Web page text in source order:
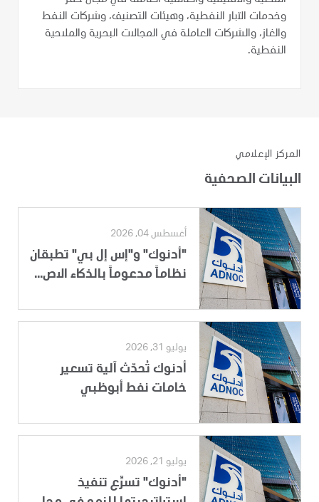
وخدمات الآبار النفطية، وهيئات التصنيف، وشركات النفط
والغاز، والشركات العاملة في المجالات البحرية والملاحية
النفطية.
المركز الإعلامي
البيانات الصحفية
أغسطس 04, 2026
"أدنوك" و"إس إل بي" تطبقان
نظاماً مدعوماً بالذكاء الاص...
يوليو 31, 2026
أدنوك تُحدّث آلية تسعير
خامات نفط أبوظبي
يوليو 21, 2026
"أدنوك" تسرِّع تنفيذ